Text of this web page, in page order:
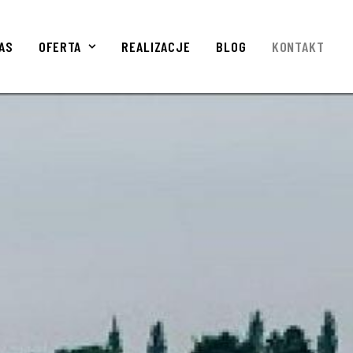
OFERTA REALIZACJE BLOG KONTAKT